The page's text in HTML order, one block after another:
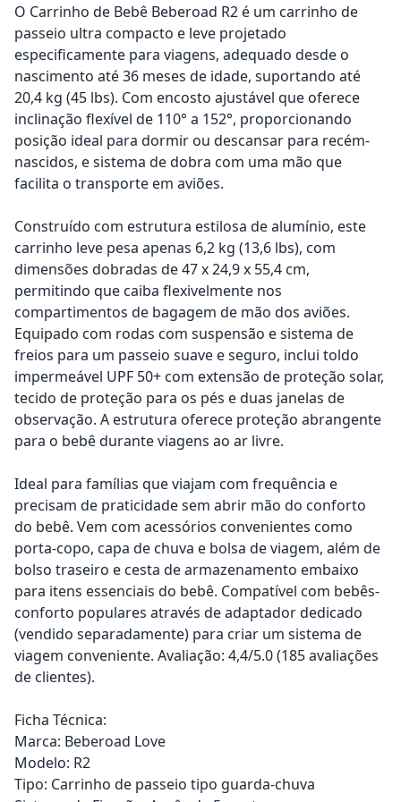
O Carrinho de Bebê Beberoad R2 é um carrinho de
passeio ultra compacto e leve projetado
especificamente para viagens, adequado desde o
nascimento até 36 meses de idade, suportando até
20,4 kg (45 lbs). Com encosto ajustável que oferece
inclinação flexível de 110° a 152°, proporcionando
posição ideal para dormir ou descansar para recém-
nascidos, e sistema de dobra com uma mão que
facilita o transporte em aviões.
Construído com estrutura estilosa de alumínio, este
carrinho leve pesa apenas 6,2 kg (13,6 lbs), com
dimensões dobradas de 47 x 24,9 x 55,4 cm,
permitindo que caiba flexivelmente nos
compartimentos de bagagem de mão dos aviões.
Equipado com rodas com suspensão e sistema de
freios para um passeio suave e seguro, inclui toldo
impermeável UPF 50+ com extensão de proteção solar,
tecido de proteção para os pés e duas janelas de
observação. A estrutura oferece proteção abrangente
para o bebê durante viagens ao ar livre.
Ideal para famílias que viajam com frequência e
precisam de praticidade sem abrir mão do conforto
do bebê. Vem com acessórios convenientes como
porta-copo, capa de chuva e bolsa de viagem, além de
bolso traseiro e cesta de armazenamento embaixo
para itens essenciais do bebê. Compatível com bebês-
conforto populares através de adaptador dedicado
(vendido separadamente) para criar um sistema de
viagem conveniente. Avaliação: 4,4/5.0 (185 avaliações
de clientes).
Ficha Técnica:
Marca: Beberoad Love
Modelo: R2
Tipo: Carrinho de passeio tipo guarda-chuva